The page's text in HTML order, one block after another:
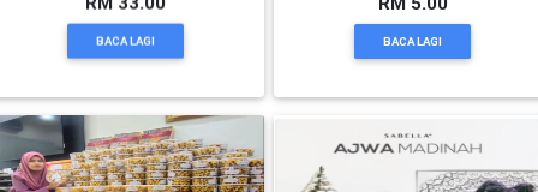
RM 33.00
BACA LAGI
RM 5.00
BACA LAGI